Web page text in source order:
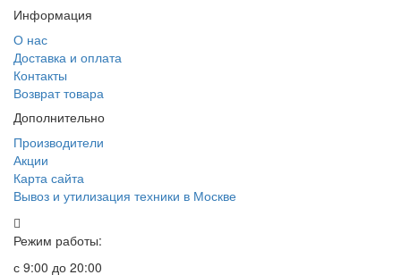
Информация
О нас
Доставка и оплата
Контакты
Возврат товара
Дополнительно
Производители
Акции
Карта сайта
Вывоз и утилизация техники в Москве
Режим работы:
с 9:00 до 20:00